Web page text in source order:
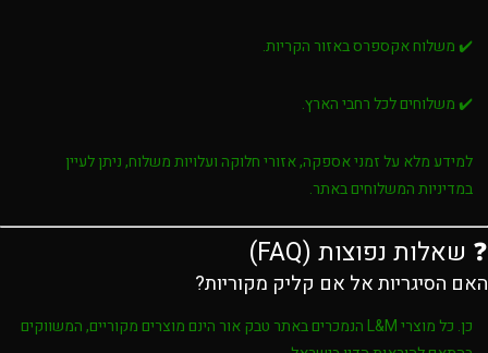
✔️ משלוח אקספרס באזור הקריות.
✔️ משלוחים לכל רחבי הארץ.
למידע מלא על זמני אספקה, אזורי חלוקה ועלויות משלוח, ניתן לעיין
במדיניות המשלוחים באתר.
❓ שאלות נפוצות (FAQ)
האם הסיגריות אל אם קליק מקוריות?
כן. כל מוצריL&Mהנמכרים באתרטבק אורהינם מוצרים מקוריים, המשווקים